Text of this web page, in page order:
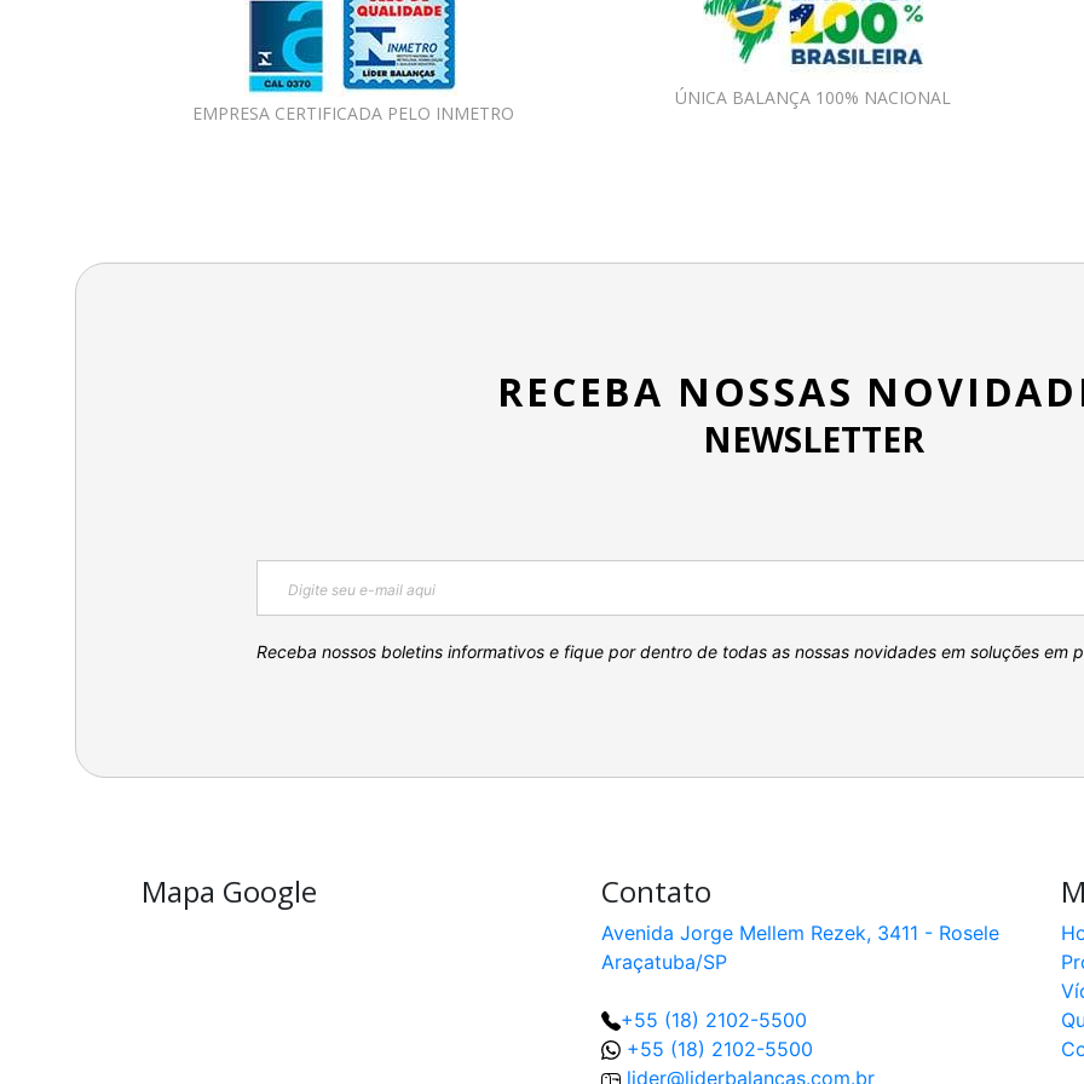
EMPRESA CERTIFICADA PELO INMETRO
ÚNICA BALANÇA 100% NACIONAL
RECEBA NOSSAS
NEWSLETTER
Receba nossos boletins informativos e fique por dentro de todas as nossas novidades em soluções em
Mapa Google Contato
Avenida Jorge Mellem Rezek, 3411 - Rosele
Araçatuba/SP
+55 (18) 2102-5500
+55 (18) 2102-5500
lider@liderbalancas.com.br